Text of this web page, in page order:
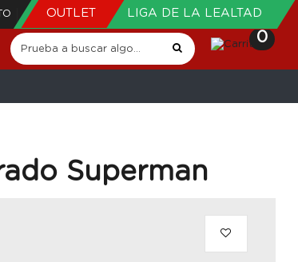
OUTLET LIGA DE LA LEALTAD
0
Superman